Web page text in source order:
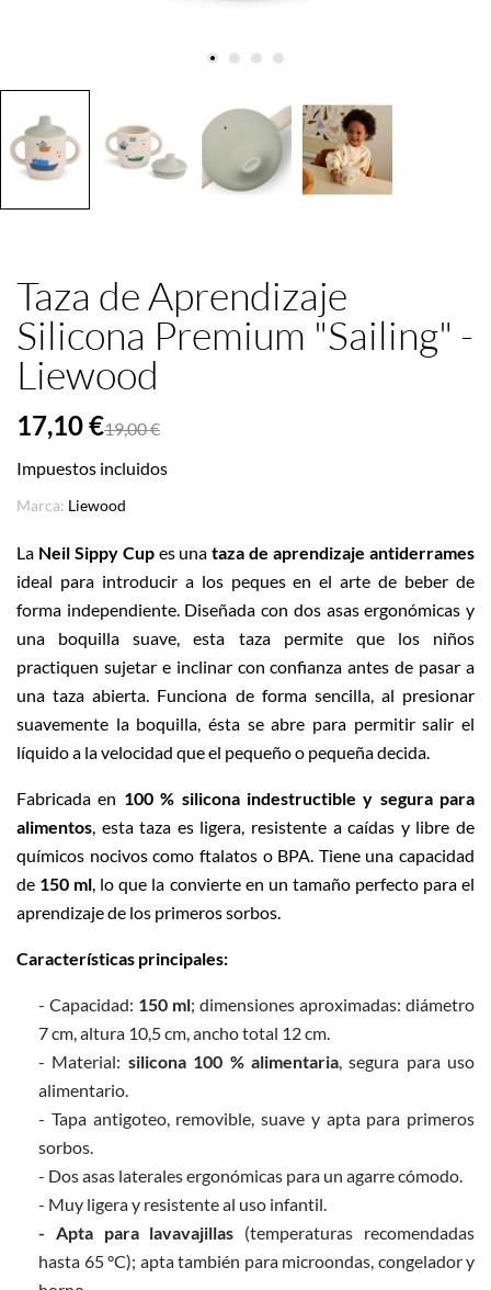
Taza de Aprendizaje
Silicona Premium "Sailing" -
Liewood
17,10 €19,00 €
Impuestos incluidos
Marca: Liewood
La Neil Sippy Cupes una taza de aprendizaje antiderrames
ideal para introducir a los peques en el arte de beber de
forma independiente. Diseñada con dos asas ergonómicas y
una boquilla suave, esta taza permite que los niños
practiquen sujetar e inclinar con confianza antes de pasar a
una taza abierta. Funciona de forma sencilla, al presionar
suavemente la boquilla, ésta se abre para permitir salir el
líquido a la velocidad que el pequeño o pequeña decida.
Fabricada en 100 % silicona indestructible y segura para
alimentos, esta taza es ligera, resistente a caídas y libre de
químicos nocivos como ftalatos o BPA. Tiene una capacidad
de 150 ml, lo que la convierte en un tamaño perfecto para el
aprendizaje de los primeros sorbos.
Características principales:
- Capacidad: 150 ml; dimensiones aproximadas: diámetro
7 cm, altura 10,5 cm, ancho total 12 cm.
- Material: silicona 100 % alimentaria, segura para uso
alimentario.
- Tapa antigoteo, removible, suave y apta para primeros
sorbos.
- Dos asas laterales ergonómicas para un agarre cómodo.
- Muy ligera y resistente al uso infantil.
- Apta para lavavajillas (temperaturas recomendadas
hasta 65 °C); apta también para microondas, congelador y